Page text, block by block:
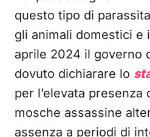
questo tipo di
gli animali domestici e
aprile 2024 il governo
dovuto dichiarare lo
per l’elevata
mosche assassine
assenza a periodi di